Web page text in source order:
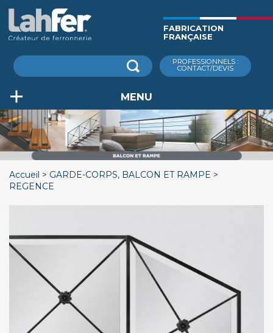
contenu
principal
Rechercher
PROFESSIONNELS :
CONTACT/DEVIS
MENU
FABRICATION
FRANÇAISE
Accueil
GARDE-CORPS, BALCON ET RAMPE
REGENCE